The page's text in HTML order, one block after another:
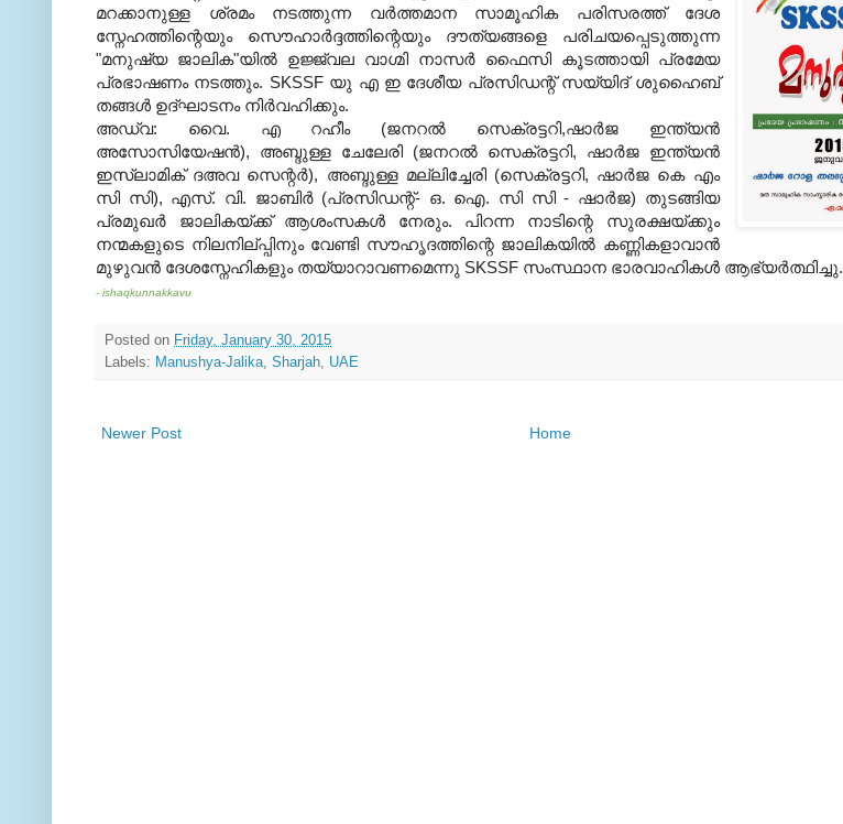
മറക്കാനുള്ള ശ്രമം നടത്തുന്ന വര്‍ത്തമാന സാമൂഹിക പരിസരത്ത് ദേശ
സ്നേഹത്തിന്റെയും സൌഹാര്‍ദ്ദത്തിന്റെയും ദൗത്യങ്ങളെ പരിചയപ്പെടുത്തുന്ന
"മനുഷ്യ ജാലിക"യില്‍ ഉജ്ജ്വല വാഗ്മി നാസര്‍ ഫൈസി കൂടത്തായി പ്രമേയ
പ്രഭാഷണം നടത്തും. SKSSF യു എ ഇ ദേശീയ പ്രസിഡന്റ് സയ്യിദ് ശുഹൈബ്
തങ്ങള്‍ ഉദ്ഘാടനം നിര്‍വഹിക്കും.
അഡ്വ: വൈ. എ റഹീം (ജനറല്‍ സെക്രട്ടറി,ഷാര്‍ജ ഇന്ത്യന്‍
അസോസിയേഷന്‍), അബ്ദുള്ള ചേലേരി (ജനറല്‍ സെക്രട്ടറി, ഷാര്‍ജ ഇന്ത്യന്‍
ഇസ്ലാമിക് ദഅവ സെന്റര്‍), അബ്ദുള്ള മല്ലിച്ചേരി (സെക്രട്ടറി, ഷാര്‍ജ കെ എം
സി സി), എസ്. വി. ജാബിര്‍ (പ്രസിഡന്റ്‌- ഒ. ഐ. സി സി - ഷാര്‍ജ) തുടങ്ങിയ
പ്രമുഖര്‍ ജാലികയ്ക്ക് ആശംസകള്‍ നേരും. പിറന്ന നാടിന്റെ സുരക്ഷയ്ക്കും
നന്മകളുടെ നിലനില്പ്പിനും വേണ്ടി സൗഹൃദത്തിന്റെ ജാലികയില്‍ കണ്ണികളാവാന്‍
മുഴുവന്‍ ദേശസ്നേഹികളും തയ്യാറാവണമെന്നു SKSSF സംസ്ഥാന ഭാരവാഹികള്‍ ആഭ്യര്‍ത്ഥിച്ചു.
- ishaqkunnakkavu
Posted on Friday, January 30, 2015
Labels: Manushya-Jalika Sharjah UAE
Newer Post Home